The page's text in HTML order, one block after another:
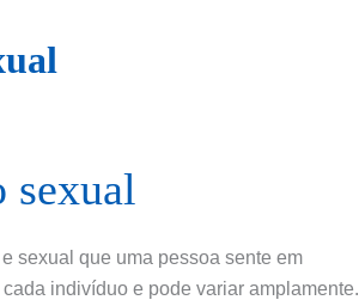
sexual
sexual que uma pessoa sente em
indivíduo e pode variar amplamente.